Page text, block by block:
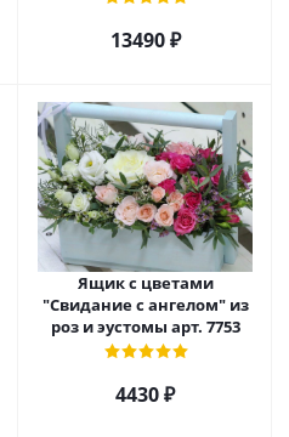
13490 ₽
Ящик с цветами
"Свидание с ангелом" из
роз и эустомы арт. 7753
4430 ₽